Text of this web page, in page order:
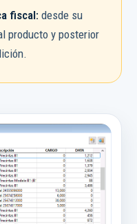
fiscal: desde su
producto y posterior